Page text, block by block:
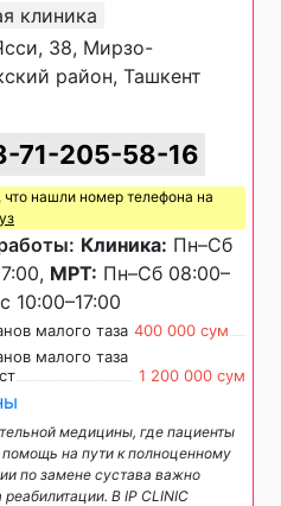
клиника
38, Мирзо-
район, Ташкент
71-205-58-16
нашли номер телефона на
Клиника: Пн–Сб
МРТ: Пн–Сб 08:00–
10:00–17:00
малого таза 400 000 сум
малого таза
1 200 000 сум
медицины, где пациенты
на пути к полноценному
по замене сустава важно
В IP CLINIC